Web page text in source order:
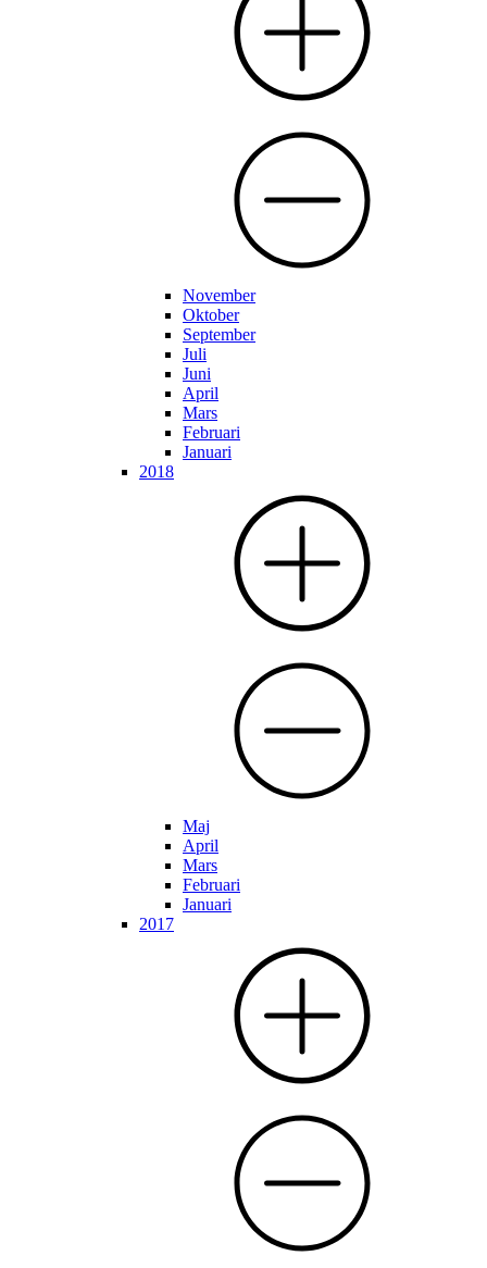
November
Oktober
September
Juli
Juni
April
Mars
Februari
Januari
2018
Maj
April
Mars
Februari
Januari
2017